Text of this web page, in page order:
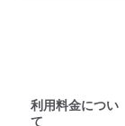
利用料金につい
て